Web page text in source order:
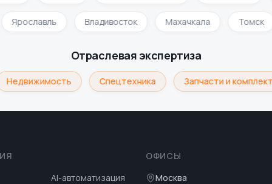
Ярославль Владивосток Махачкала Томск
Отраслевая экспертиза
Недвижимость Спецтехника Запчасти и
AI-автоматизация
ОФИСЫ
Москва